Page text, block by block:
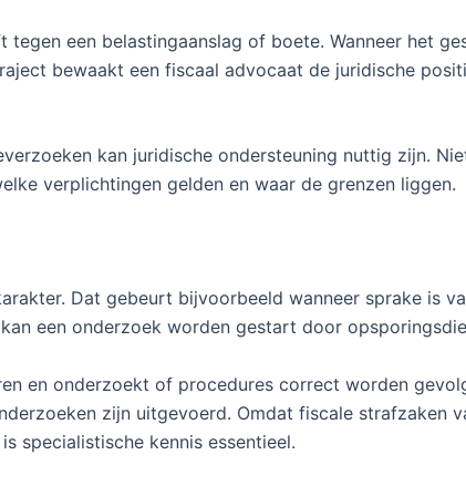
een belastingaanslag of boete. Wanneer het
bewaakt een fiscaal advocaat de juridische
kan juridische ondersteuning nuttig zijn.
verplichtingen gelden en waar de grenzen liggen.
Dat gebeurt bijvoorbeeld wanneer sprake is
een onderzoek worden gestart door
en onderzoekt of procedures correct worden
zijn uitgevoerd. Omdat fiscale strafzaken
specialistische kennis essentieel.